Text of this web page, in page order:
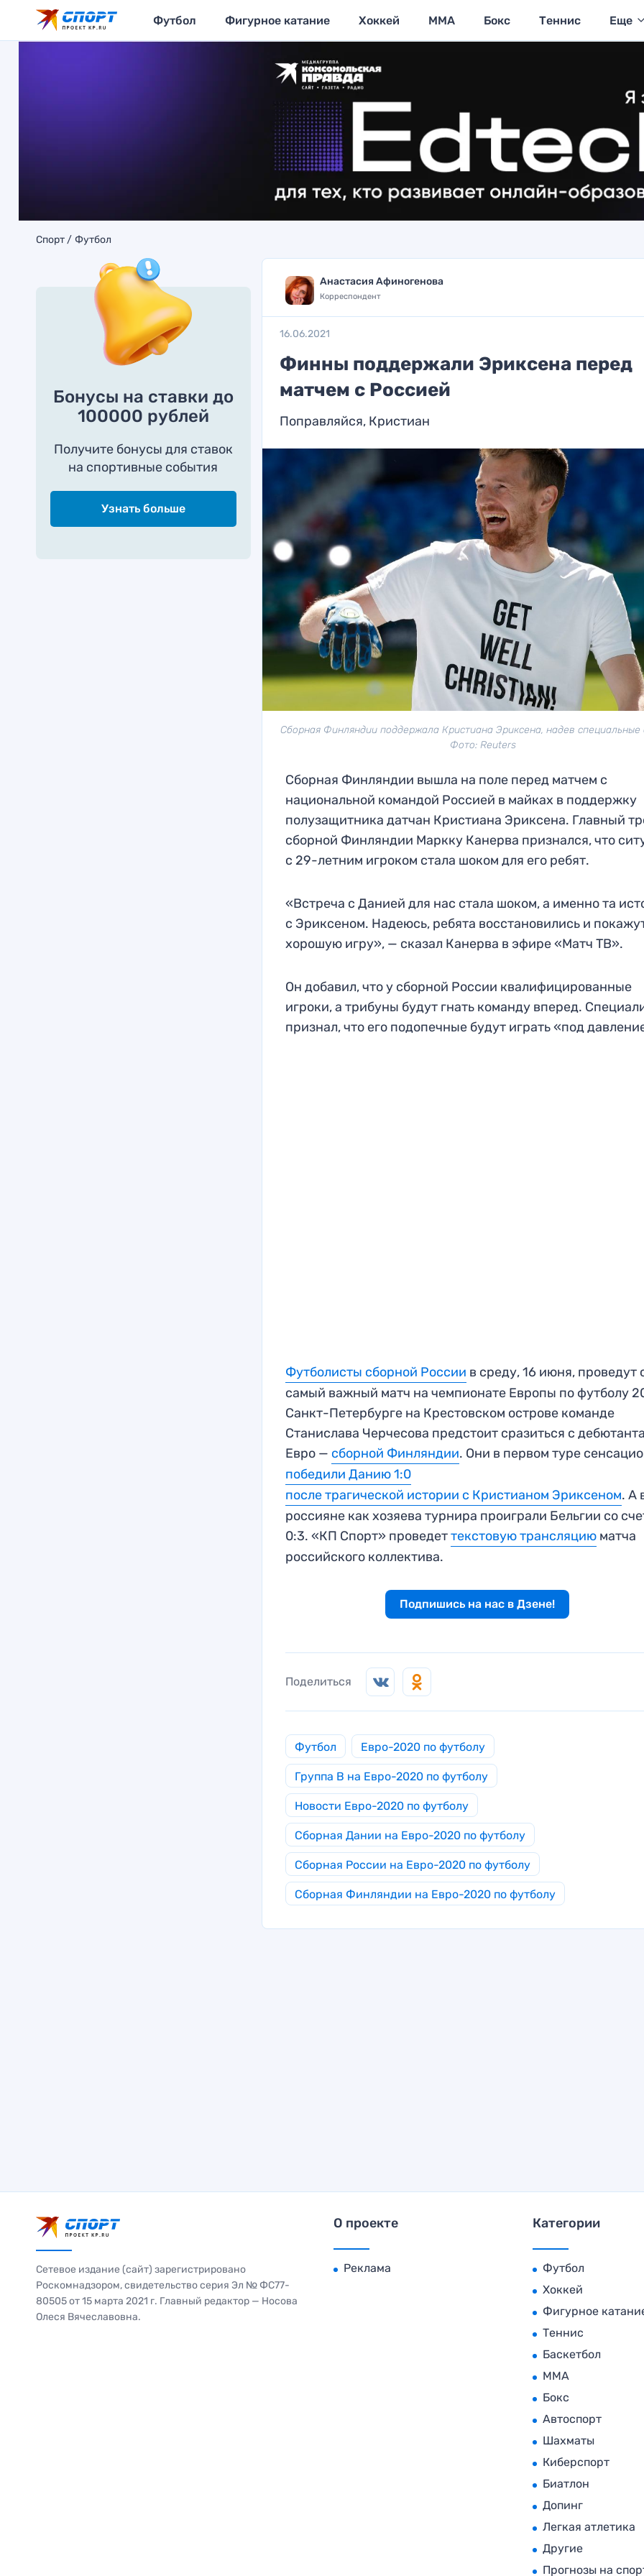
Футбол Фигурное катание Хоккей MMA Бокс Теннис Еще
Спорт Футбол
Бонусы на ставки до
100000 рублей
Получите бонусы для ставок
на спортивные события
Узнать больше
Анастасия Афиногенова
Корреспондент
16.06.2021
Финны поддержали Эриксена перед
матчем с Россией
Поправляйся, Кристиан
Сборная Финляндии поддержала Кристиана Эриксена, надев специальные
Фото: Reuters
Сборная Финляндии вышла на поле перед матчем с
национальной командой Россией в майках в поддержку
полузащитника датчан Кристиана Эриксена. Главный
сборной Финляндии Маркку Канерва признался, что
с 29-летним игроком стала шоком для его ребят.
«Встреча с Данией для нас стала шоком, а именно та
с Эриксеном. Надеюсь, ребята восстановились и
хорошую игру», — сказал Канерва в эфире «Матч ТВ».
Он добавил, что у сборной России квалифицированные
игроки, а трибуны будут гнать команду вперед.
признал, что его подопечные будут играть «под
Футболисты сборной России в среду, 16 июня, проведут
самый важный матч на чемпионате Европы по футболу
Санкт-Петербурге на Крестовском острове команде
Станислава Черчесова предстоит сразиться с
Евро — сборной Финляндии. Они в первом туре
победили Данию 1:0
после трагической истории с Кристианом Эриксеном. А
россияне как хозяева турнира проиграли Бельгии со
0:3. «КП Спорт» проведеттекстовую трансляцию матча
российского коллектива.
Подпишись на нас в Дзене!
Поделиться
Футбол Евро-2020 по футболу
Группа B на Евро-2020 по футболу
Новости Евро-2020 по футболу
Сборная Дании на Евро-2020 по футболу
Сборная России на Евро-2020 по футболу
Сборная Финляндии на Евро-2020 по футболу
Сетевое издание (сайт) зарегистрировано
Роскомнадзором, свидетельство серия Эл № ФС77-
80505 от 15 марта 2021 г. Главный редактор — Носова
Олеся Вячеславовна.
О проекте
Реклама
Категории
Футбол
Хоккей
Фигурное
Теннис
Баскетбол
MMA
Бокс
Автоспорт
Шахматы
Киберспорт
Биатлон
Допинг
Легкая атлетика
Другие
Прогнозы на